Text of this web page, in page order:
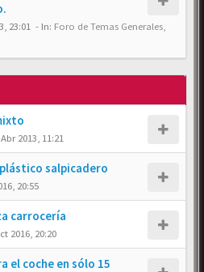
23:01 - In: Foro de Temas Generales,
2013, 11:21
salpicadero
20:55
carrocería
2016, 20:20
el coche en sólo 15